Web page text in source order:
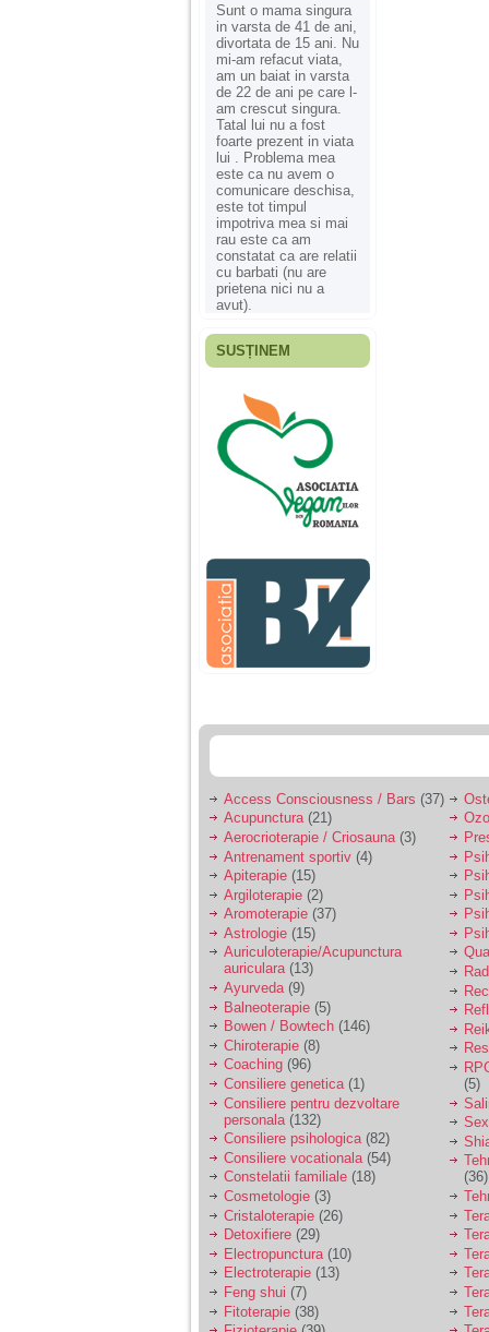
Sunt o mama singura
in varsta de 41 de ani,
divortata de 15 ani. Nu
mi-am refacut viata,
am un baiat in varsta
de 22 de ani pe care l-
am crescut singura.
Tatal lui nu a fost
foarte prezent in viata
lui . Problema mea
este ca nu avem o
comunicare deschisa,
este tot timpul
impotriva mea si mai
rau este ca am
constatat ca are relatii
cu barbati (nu are
prietena nici nu a
avut).
Fiica mea s-a nascut
ani, privind in urma
realizez cat de multe
greseli am facut in
educatia si cresterea
ei, am fost o mama
egoista, preocupata
de implinirea
profesionala, cand ea
era mica am neglijat-
agresiva, orice
greseala era taxata cu
o palma sau pedepse.
De 4 ani am o relatie
serioasa cu un barbat
sa se manifeste o
Ma aflu aici pentru ca
vreau sa stiu daca am
nevoie de un psiholog
sau psihiatru.
Sunt casatorita, am
31 de ani si un copil in
varsta de 2 ani care
mi-e lumina ochilor.
De ceva timp simt ca
mi s-a adunat
oboseala, o oboseala
cronica de care nu pot
scapa si simt ca din
cauza ei nu pot
controla nervii si
cateodata are copilul
de suferit.
Am o bariera peste
care nu pot trece:
prietena mea a ramas
insarcinata cu o fata.
Am fost de comun
acord sa facem un
copil, cu gandul ca e
baiat.
SUSȚINEM
Access Consciousness / Bars (37)
Acupunctura(21)
Aerocrioterapie / Criosauna (3)
Antrenament sportiv (4)
Apiterapie (15)
Argiloterapie (2)
Aromoterapie (37)
Astrologie (15)
Auriculoterapie/Acupunctura
auriculara(13)
Ayurveda(9)
Balneoterapie (5)
Bowen / Bowtech (146)
Chiroterapie (8)
Coaching (96)
Consiliere genetica(1)
Consiliere pentru dezvoltare
personala (132)
Consiliere psihologica(82)
Consiliere vocationala (54)
Constelatii familiale (18)
Cosmetologie (3)
Cristaloterapie (26)
Detoxifiere (29)
Electropunctura (10)
Electroterapie (13)
Feng shui (7)
Fitoterapie (38)
(5)
(36)